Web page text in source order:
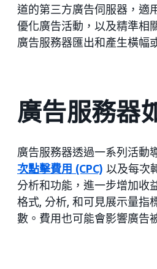
道的第三方廣告伺服器，適
優化廣告活動，以及精準相
廣告服務器匯出和產生橫幅
廣告服務器
廣告服務器透過一系列活動
次點擊費用 (CPC) 以及每次
分析和功能，進一步增加收
格式, 分析, 和可見展示量指
數。費用也可能會影響廣告